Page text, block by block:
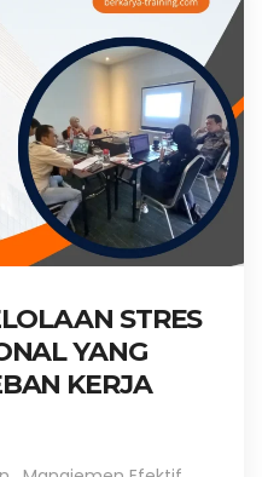
STRES
YANG
KERJA